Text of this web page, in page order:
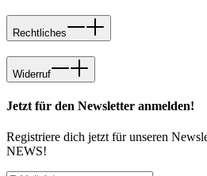
Rechtliches
Widerruf
Jetzt für den Newsletter anmelden!
Registriere dich jetzt für unseren
NEWS!